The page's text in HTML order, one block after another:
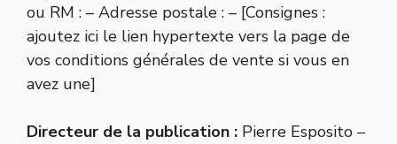
ou RM : – Adresse postale : – [Consignes :
ajoutez ici le lien hypertexte vers la page de
vos conditions générales de vente si vous en
avez une]
Directeur de la publication : Pierre Esposito –